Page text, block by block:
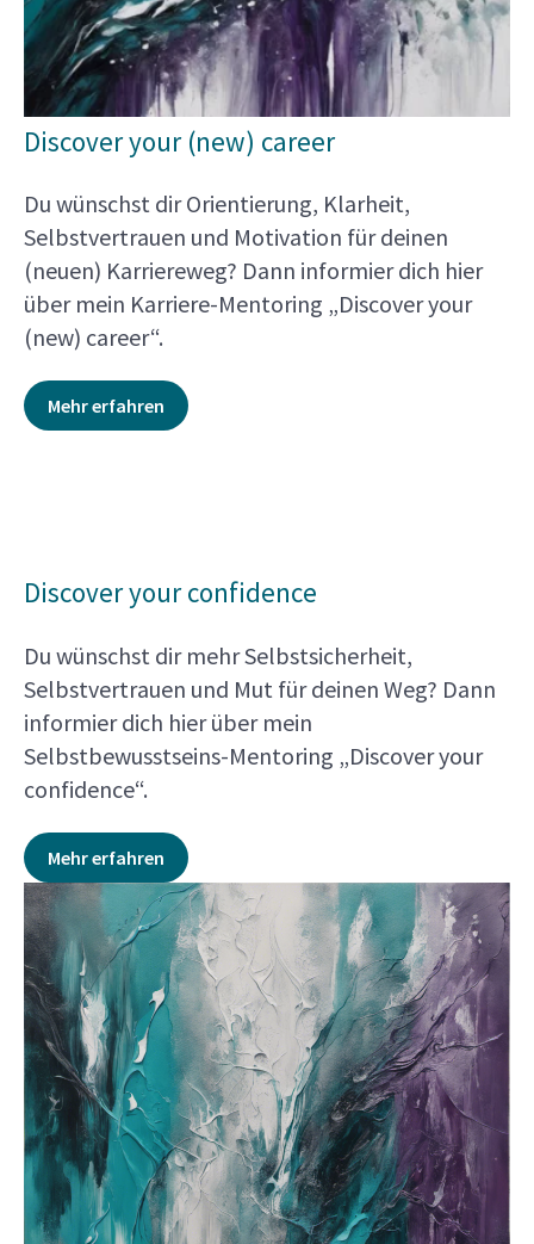
Discover your (new) career
Du wünschst dir Orientierung, Klarheit,
Selbstvertrauen und Motivation für deinen
(neuen) Karriereweg? Dann informier dich hier
über mein Karriere-Mentoring „Discover your
(new) career“.
Mehr erfahren
Discover your confidence
Du wünschst dir mehr Selbstsicherheit,
Selbstvertrauen und Mut für deinen Weg? Dann
informier dich hier über mein
Selbstbewusstseins-Mentoring „Discover your
confidence“.
Mehr erfahren